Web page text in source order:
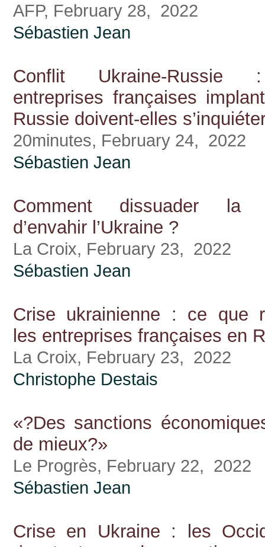
AFP, February 28, 2022
Sébastien Jean
Conflit Ukraine-
entreprises françaises
Russie doivent-elles
20minutes, February 24, 2022
Sébastien Jean
Comment dissuader la
d’envahir l’Ukraine ?
La Croix, February 23, 2022
Sébastien Jean
Crise ukrainienne : ce que
les entreprises françaises en
La Croix, February 23, 2022
Christophe Destais
«?Des sanctions
de mieux?»
Le Progrès, February 22, 2022
Sébastien Jean
Crise en Ukraine : les